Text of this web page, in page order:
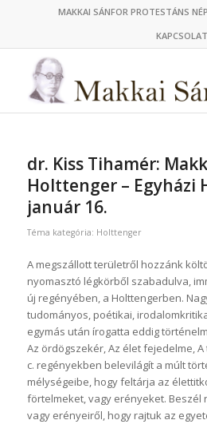
MAKKAI SÁNFOR PROTESTÁNS
KAPCSOLAT
dr. Kiss Tihamér:
Holttenger – Egyházi
január 16.
Téma kategória: Holttenger
A megszállott területről hozzánk
nyomasztó légkörből szabadulva,
új regényében, a Holttengerben.
tudományos, poétikai,
egymás után írogatta eddig
Az ördögszekér, Az élet fejedelme,
c. regényekben belevilágít a múlt
mélységeibe, hogy feltárja az
förtelmeket, vagy erényeket. Beszél
vagy erényeiről, hogy rajtuk az